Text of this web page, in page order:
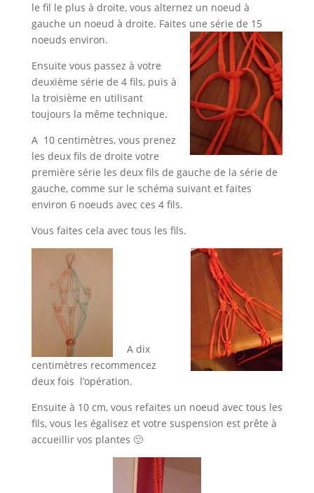
le fil le plus à droite, vous alternez un noeud à
gauche un noeud à droite. Faites une série de 15
noeuds environ.
Ensuite vous passez à votre
deuxième série de 4 fils, puis à
la troisième en utilisant
toujours la même technique.
A 10 centimètres, vous prenez
les deux fils de droite votre
première série les deux fils de gauche de la série de
gauche, comme sur le schéma suivant et faites
environ 6 noeuds avec ces 4 fils.
Vous faites cela avec tous les fils.
A dix
centimètres recommencez
deux fois l’opération.
Ensuite à 10 cm, vous refaites un noeud avec tous les
fils, vous les égalisez et votre suspension est prête à
accueillir vos plantes 🙂